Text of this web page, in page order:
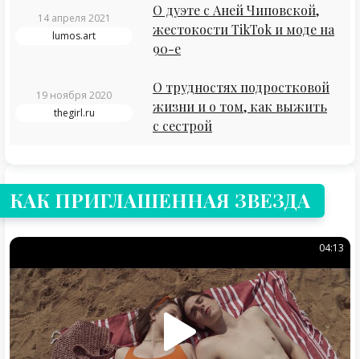
14 апреля 2021
lumos.art
О дуэте с Аней Чиповской,
жестокости TikTok и моде на
90-е
19 ноября 2020
thegirl.ru
О трудностях подростковой
жизни и о том, как выжить
с сестрой
КАК ПРИГЛАШЕННАЯ ЗВЕЗДА
04:13